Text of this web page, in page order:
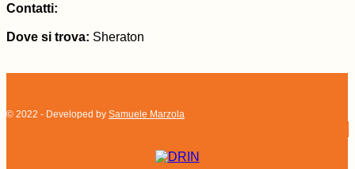
Contatti:
Dove si trova: Sheraton
© 2022 - Developed by Samuele Marzola